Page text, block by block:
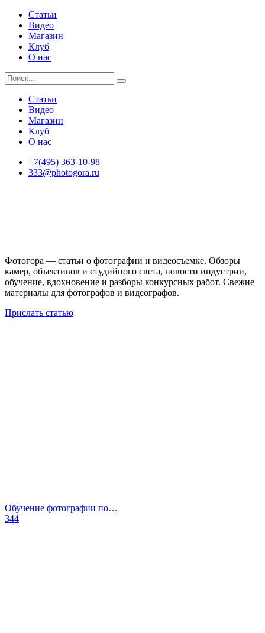
Статьи
Видео
Магазин
Клуб
О нас
Статьи
Видео
Магазин
Клуб
О нас
+7(495) 363-10-98
333@photogora.ru
Фотогора — статьи о фотографии и видеосъемке. Обзоры
камер, объективов и студийного света, новости индустрии,
обучение, вдохновение и разборы конкурсных работ. Свежие
материалы для фотографов и видеографов.
Прислать статью
Обучение фотографии по…
344